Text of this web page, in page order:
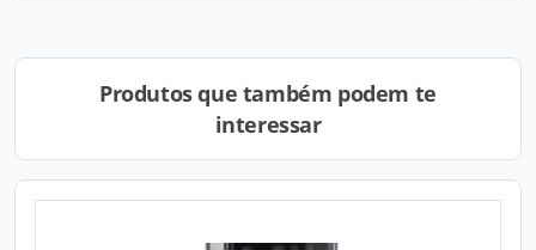
Produtos que também podem te
interessar